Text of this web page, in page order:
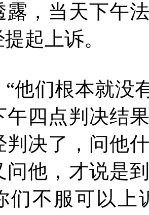
露，当天下午
起上诉。
“他们根本就没
午四点判决结
判决了，问他
问他，才说是
们不服可以上